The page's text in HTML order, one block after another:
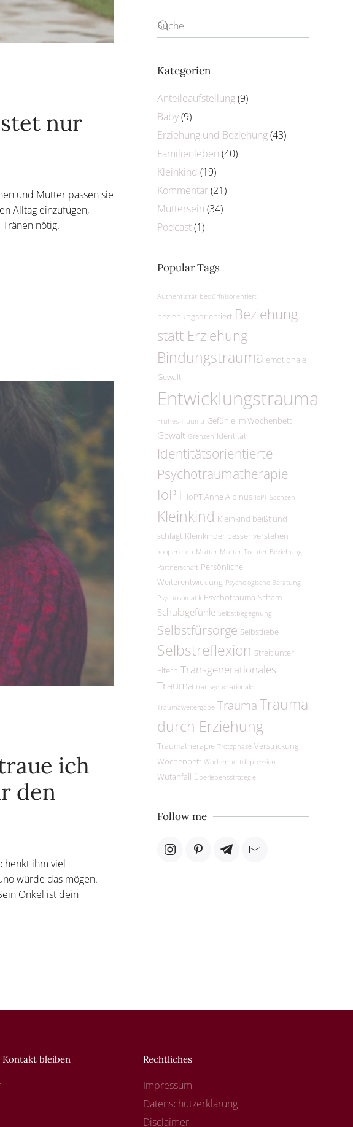
nur
und Mutter passen sie
Alltag einzufügen,
nötig.
ich
den
ihm viel
würde das mögen.
Onkel ist dein
Kategorien
Anteileaufstellung(9)
Baby(9)
Erziehung und Beziehung(43)
Familienleben (40)
Kleinkind (19)
Kommentar(21)
Muttersein (34)
Podcast(1)
Popular Tags
Authentizität bedürfnisorientiert
beziehungsorientiert Beziehung
statt Erziehung
Bindungstrauma emotionale
Gewalt
Entwicklungstrauma
Frühes Trauma Gefühle im Wochenbett
Gewalt Grenzen Identität
Identitätsorientierte
Psychotraumatherapie
IoPT IoPT Anne Albinus IoPT Sachsen
Kleinkind Kleinkind beißt und
schlägt Kleinkinder besser verstehen
kooperieren Mutter Mutter-Tochter-Beziehung
Partnerschaft Persönliche
Weiterentwicklung Psychologische Beratung
Psychosomatik Psychotrauma Scham
Schuldgefühle Selbstbegegnung
Selbstfürsorge Selbstliebe
Selbstreflexion Streit unter
Eltern Transgenerationales
Trauma transgenerationale
Traumaweitergabe TraumaTrauma
durch Erziehung
Traumatherapie Trotzphase Verstrickung
Wochenbett Wochenbettdepression
Wutanfall Überlebensstrategie
Follow me
Kontakt bleiben Rechtliches
Impressum
Datenschutzerklärung
Disclaimer